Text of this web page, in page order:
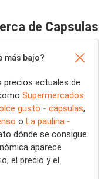
de Capsulas
más bajo?
precios actuales de
Supermercados
gusto - cápsulas,
o La paulina -
dónde se consigue
aparece
el precio y el